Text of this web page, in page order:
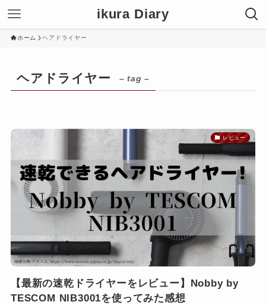
ikura Diary
ホーム ヘアドライヤー
ヘアドライヤー – tag –
レビュー
【最新の速乾ドライヤーをレビュー】Nobby by
TESCOM NIB3001を使ってみた感想